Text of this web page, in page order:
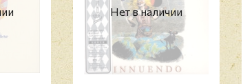
Нет в наличии